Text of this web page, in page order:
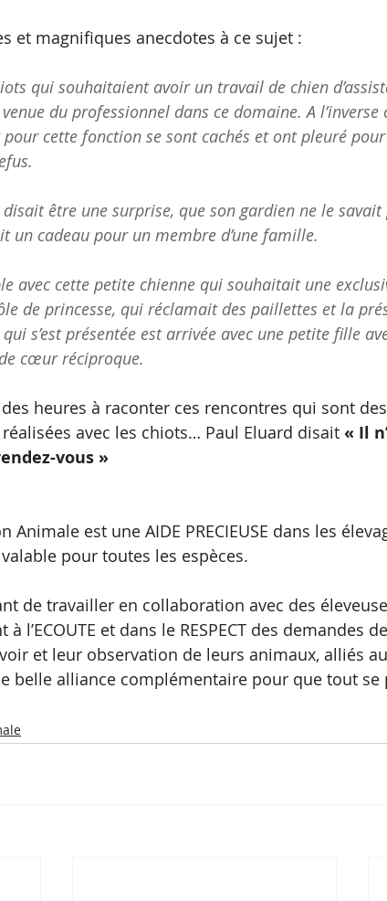
et magnifiques anecdotes à ce sujet :
qui souhaitaient avoir un travail de chien
du professionnel dans ce domaine. A l’inverse
cette fonction se sont cachés et ont pleuré
être une surprise, que son gardien ne le savait
un cadeau pour un membre d’une famille.
avec cette petite chienne qui souhaitait une
de princesse, qui réclamait des paillettes et la
s’est présentée est arrivée avec une petite fille
cœur réciproque.
heures à raconter ces rencontres qui sont
avec les chiots… Paul Eluard disait « Il
vous »
Animale est une AIDE PRECIEUSE dans les
pour toutes les espèces.
de travailler en collaboration avec des
l’ECOUTE et dans le RESPECT des demandes
et leur observation de leurs animaux, alliés
belle alliance complémentaire pour que tout se